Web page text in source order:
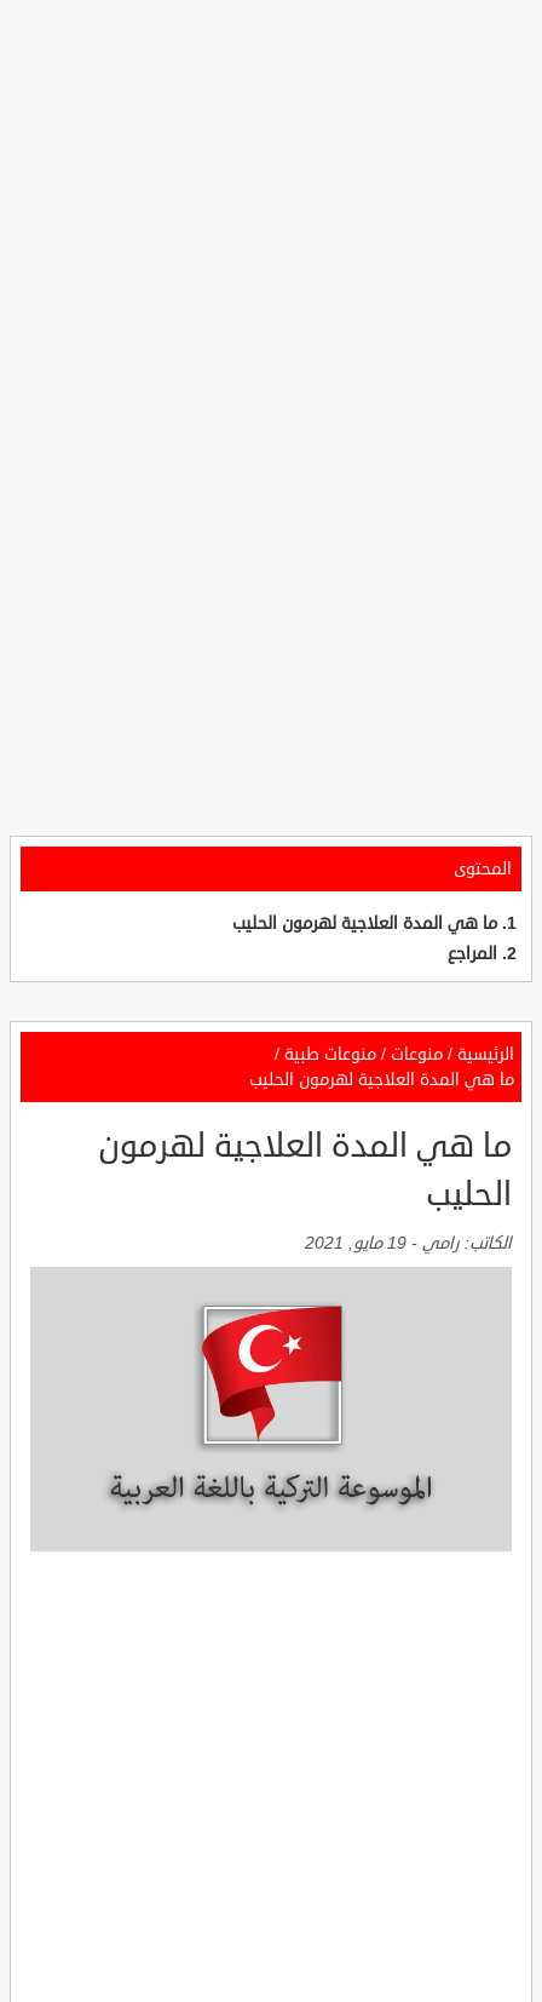
المحتوى
ما هي المدة العلاجية لهرمون الحليب
المراجع
الرئيسية / منوعات / منوعات طبية /
ما هي المدة العلاجية لهرمون الحليب
ما هي المدة العلاجية لهرمون
الحليب
الكاتب: رامي - 19 مايو, 2021